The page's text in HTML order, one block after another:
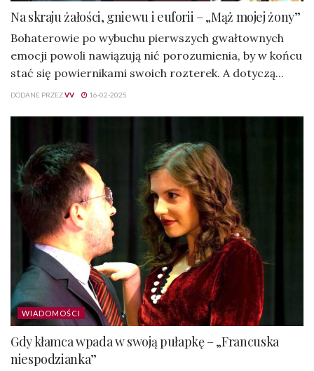
Na skraju żałości, gniewu i euforii – „Mąż mojej żony”
Bohaterowie po wybuchu pierwszych gwałtownych
emocji powoli nawiązują nić porozumienia, by w końcu
stać się powiernikami swoich rozterek. A dotyczą...
DODANE PRZEZVV 16-02-2025
WIADOMOŚCI
Gdy kłamca wpada w swoją pułapkę – „Francuska
niespodzianka”